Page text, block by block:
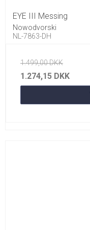
EYE III Messing
Nowodvorski
NL-7863-DH
1.499,00 DKK
1.274,15 DKK